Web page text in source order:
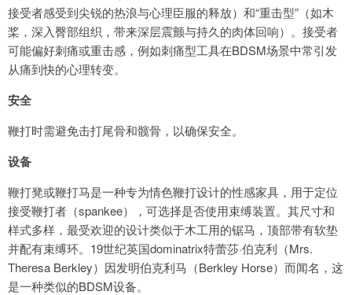
接受者感受到尖锐的热浪与心理臣服的释放）和“重击型”（如木
桨，深入臀部组织，带来深层震颤与持久的肉体回响）。接受者
可能偏好刺痛或重击感，例如刺痛型工具在BDSM场景中常引发
从痛到快的心理转变。
安全
鞭打时需避免击打尾骨和髋骨，以确保安全。
设备
鞭打凳或鞭打马是一种专为情色鞭打设计的性感家具，用于定位
接受鞭打者（spankee），可选择是否使用束缚装置。其尺寸和
样式多样，最受欢迎的设计类似于木工用的锯马，顶部带有软垫
并配有束缚环。19世纪英国dominatrix特蕾莎·伯克利（Mrs.
Theresa Berkley）因发明伯克利马（Berkley Horse）而闻名，这
是一种类似的BDSM设备。